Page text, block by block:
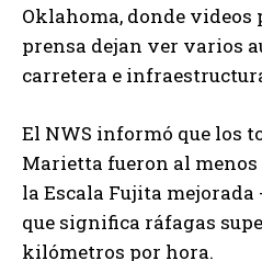
Oklahoma, donde videos
prensa dejan ver varios
carretera e
El NWS informó que los
Marietta fueron al menos
la Escala Fujita
que significa ráfagas
kilómetros por hora.